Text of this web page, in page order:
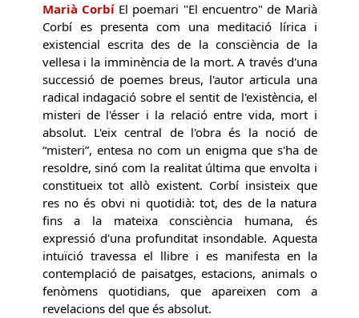
Marià CorbíEl poemari "El encuentro" de Marià
Corbí es presenta com una meditació lírica i
existencial escrita des de la consciència de la
vellesa i la imminència de la mort. A través d'una
successió de poemes breus, l'autor articula una
radical indagació sobre el sentit de l'existència, el
misteri de l'ésser i la relació entre vida, mort i
absolut. L'eix central de l'obra és la noció de
“misteri”, entesa no com un enigma que s'ha de
resoldre, sinó com la realitat última que envolta i
constitueix tot allò existent. Corbí insisteix que
res no és obvi ni quotidià: tot, des de la natura
fins a la mateixa consciència humana, és
expressió d'una profunditat insondable. Aquesta
intuïció travessa el llibre i es manifesta en la
contemplació de paisatges, estacions, animals o
fenòmens quotidians, que apareixen com a
revelacions del que és absolut.